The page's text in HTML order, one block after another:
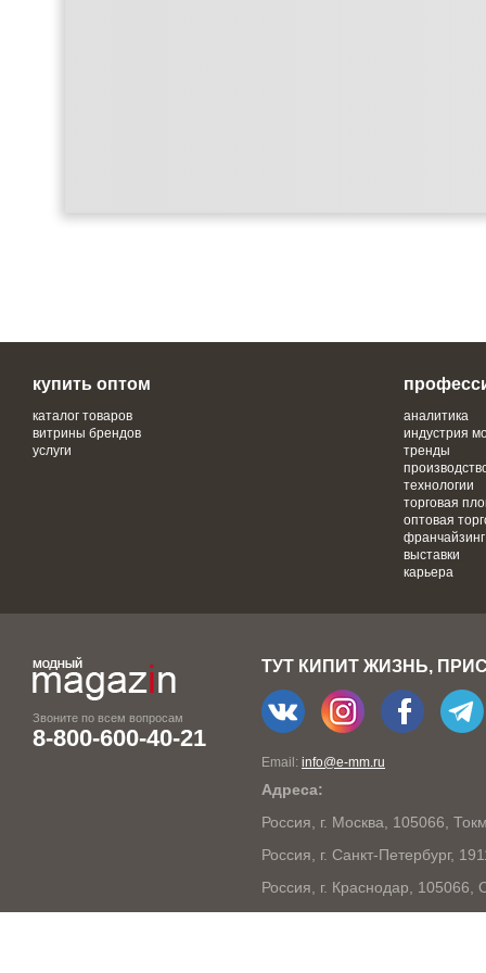
купить оптом
каталог товаров
витрины брендов
услуги
аналитика
индустрия
тренды
технологии
торговая
оптовая
франчайзинг
выставки
карьера
Звоните по всем вопросам
8-800-600-40-21
ТУТ КИПИТ ЖИЗНЬ,
Email: info@e-mm.ru
Адреса:
Россия, г. Москва, 105066,
Россия, г. Санкт-Петербург,
Россия, г. Краснодар,